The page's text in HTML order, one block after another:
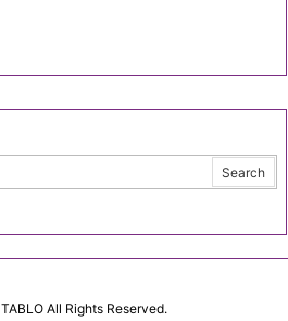
TABLOAll Rights Reserved.